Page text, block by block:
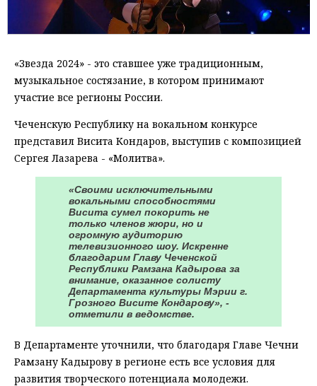
«Звезда 2024» - это ставшее уже традиционным,
музыкальное состязание, в котором принимают
участие все регионы России.
Чеченскую Республику на вокальном конкурсе
представил Висита Кондаров, выступив с композицией
Сергея Лазарева - «Молитва».
«Своими исключительными
вокальными способностями
Висита сумел покорить не
только членов жюри, но и
огромную аудиторию
телевизионного шоу. Искренне
благодарим Главу Чеченской
Республики Рамзана Кадырова за
внимание, оказанное солисту
Департамента культуры Мэрии г.
Грозного Висите Кондарову», -
отметили в ведомстве.
В Департаменте уточнили, что благодаря Главе Чечни
Рамзану Кадырову в регионе есть все условия для
развития творческого потенциала молодежи.